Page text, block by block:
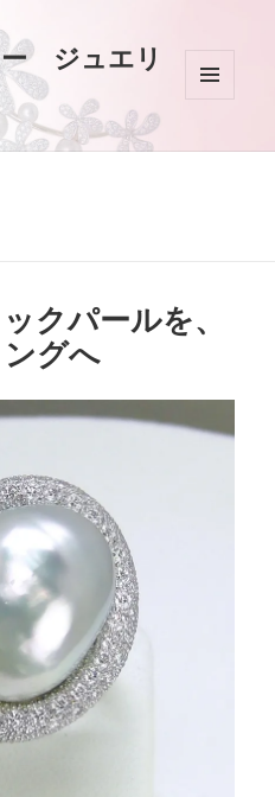
ジュエリ
ィジェ
クパールを、
グへ